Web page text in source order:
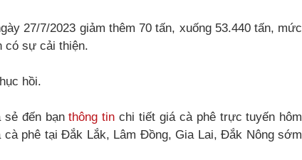
27/7/2023 giảm thêm 70 tấn, xuống 53.440 tấn, mức
có sự cải thiện.
hồi.
sẻ đến bạnthông tin chi tiết giá cà phê trực tuyến hôm
cà phê tại Đắk Lắk, Lâm Đồng, Gia Lai, Đắk Nông sớm